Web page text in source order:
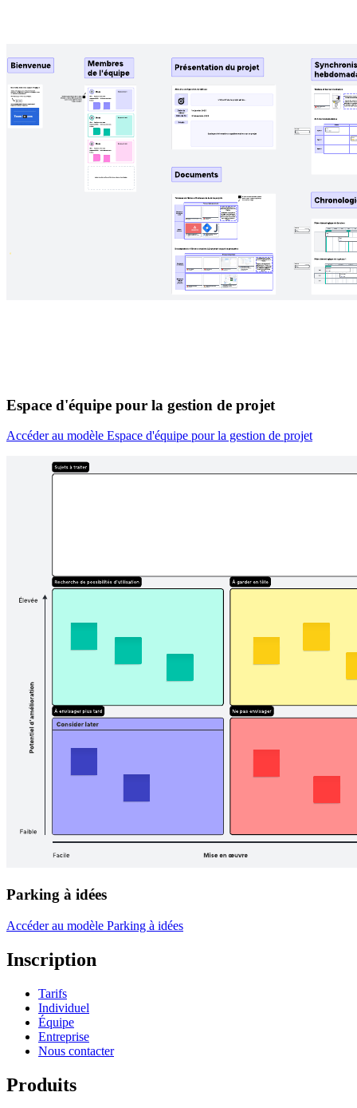
Espace d'équipe pour la gestion de projet
Accéder au modèle Espace d'équipe pour la gestion de projet
Parking à idées
Accéder au modèle Parking à idées
Inscription
Tarifs
Individuel
Équipe
Entreprise
Nous contacter
Produits